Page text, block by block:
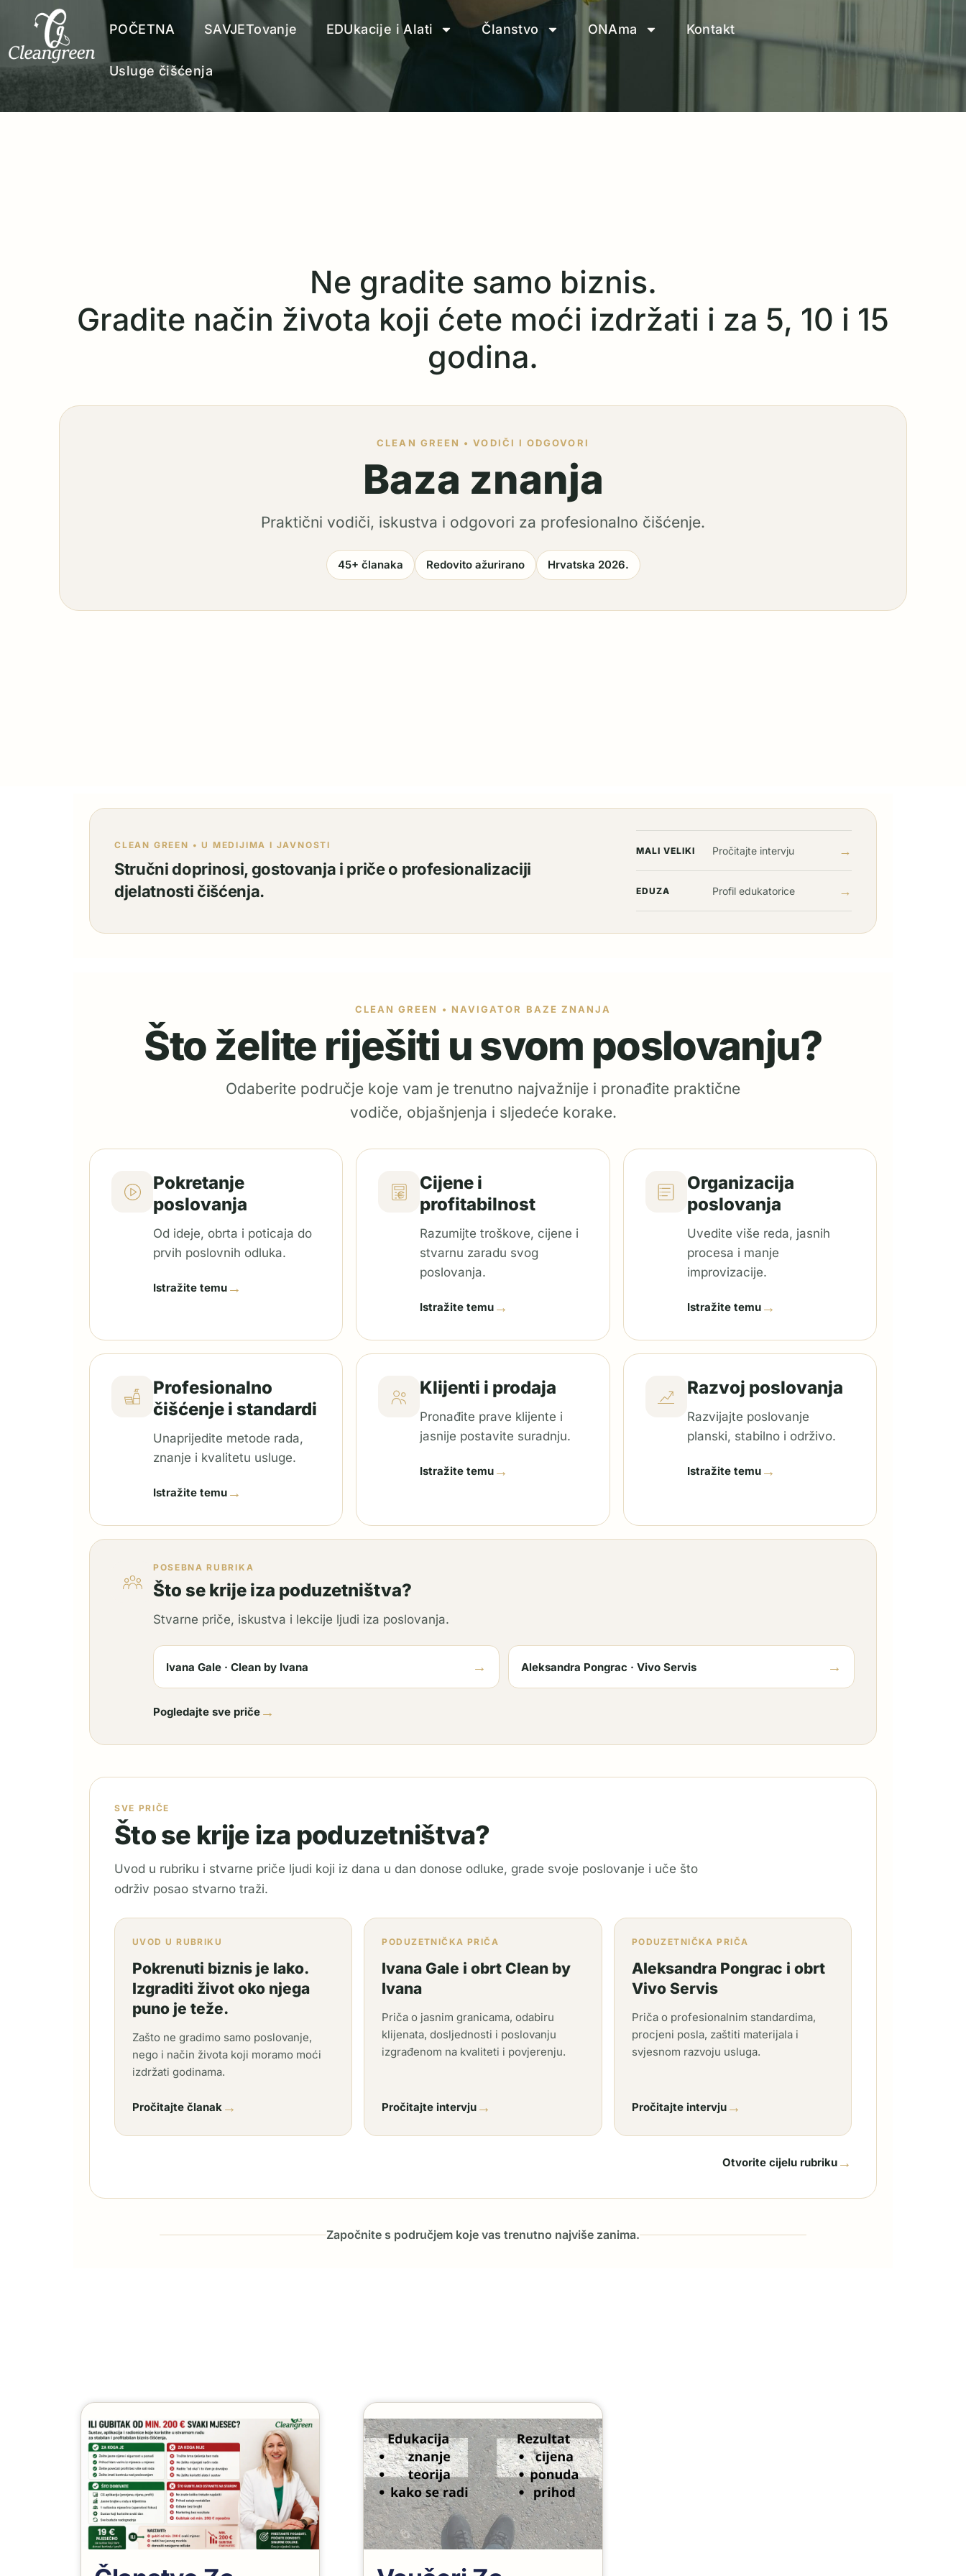
POČETNA SAVJETovanje EDUkacije i Alati Članstvo ONAma Kontakt
Usluge čišćenja
Ne gradite samo biznis.
Gradite način života koji ćete moći izdržati i za 5, 10 i 15
godina.
CLEAN GREEN • VODIČI I ODGOVORI
Baza znanja
Praktični vodiči, iskustva i odgovori za profesionalno čišćenje.
45+ članaka Redovito ažurirano Hrvatska 2026.
CLEAN GREEN • U MEDIJIMA I JAVNOSTI
Stručni doprinosi, gostovanja i priče o profesionalizaciji
djelatnosti čišćenja.
MALI VELIKI Pročitajte intervju →
EDUZA Profil edukatorice →
CLEAN GREEN • NAVIGATOR BAZE ZNANJA
Što želite riješiti u svom poslovanju?
Odaberite područje koje vam je trenutno najvažnije i pronađite praktične
vodiče, objašnjenja i sljedeće korake.
Pokretanje
poslovanja
Od ideje, obrta i poticaja do
prvih poslovnih odluka.
Istražite temu →
Cijene i
profitabilnost
Razumijte troškove, cijene i
stvarnu zaradu svog
poslovanja.
Istražite temu →
Organizacija
poslovanja
Uvedite više reda, jasnih
procesa i manje
improvizacije.
Istražite temu→
Profesionalno
čišćenje i standardi
Unaprijedite metode rada,
znanje i kvalitetu usluge.
Istražite temu →
Klijenti i prodaja
Pronađite prave klijente i
jasnije postavite suradnju.
Istražite temu →
Razvoj poslovanja
Razvijajte poslovanje
planski, stabilno i održivo.
Istražite temu→
POSEBNA RUBRIKA
Što se krije iza poduzetništva?
Stvarne priče, iskustva i lekcije ljudi iza poslovanja.
Ivana Gale · Clean by Ivana → Aleksandra Pongrac · Vivo Servis →
Pogledajte sve priče →
SVE PRIČE
Što se krije iza poduzetništva?
Uvod u rubriku i stvarne priče ljudi koji iz dana u dan donose odluke, grade svoje poslovanje i uče što
održiv posao stvarno traži.
UVOD U RUBRIKU
Pokrenuti biznis je lako.
Izgraditi život oko njega
puno je teže.
Zašto ne gradimo samo poslovanje,
nego i način života koji moramo moći
izdržati godinama.
Pročitajte članak →
PODUZETNIČKA PRIČA
Ivana Gale i obrt Clean by
Ivana
Priča o jasnim granicama, odabiru
klijenata, dosljednosti i poslovanju
izgrađenom na kvaliteti i povjerenju.
Pročitajte intervju →
PODUZETNIČKA PRIČA
Aleksandra Pongrac i obrt
Vivo Servis
Priča o profesionalnim standardima,
procjeni posla, zaštiti materijala i
svjesnom razvoju usluga.
Pročitajte intervju→
Otvorite cijelu rubriku →
Započnite s područjem koje vas trenutno najviše zanima.